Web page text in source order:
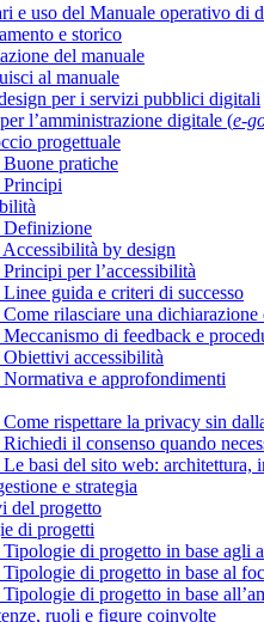
e uso del Manuale operativo di
e storico
del manuale
al manuale
per i servizi pubblici digitali
l’amministrazione digitale (e-
progettuale
Buone pratiche
Principi
Definizione
Accessibilità by design
per l’accessibilità
guida e criteri di successo
rilasciare una dichiarazione
di feedback e
Obiettivi accessibilità
Normativa e approfondimenti
Come rispettare la privacy sin
il consenso quando
Le basi del sito web:
e strategia
del progetto
di progetti
di progetto in base agli
di progetto in base al
di progetto in base
ruoli e figure coinvolte